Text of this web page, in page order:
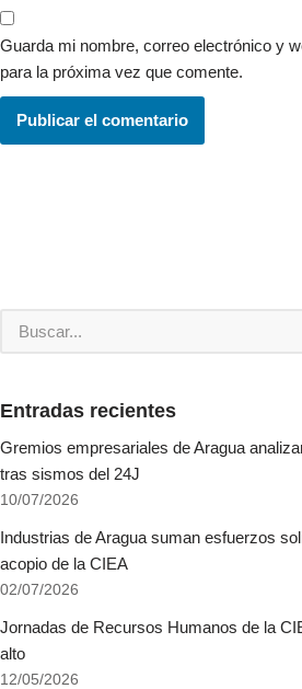
Guarda mi nombre, correo electrónico y
para la próxima vez que comente.
Entradas recientes
Gremios empresariales de Aragua
tras sismos del 24J
10/07/2026
Industrias de Aragua suman esfuerzos
acopio de la CIEA
02/07/2026
Jornadas de Recursos Humanos de la
alto
12/05/2026